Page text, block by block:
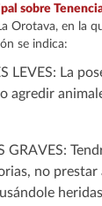
sobre
Orotava, en la
se indica:
La
agredir
no